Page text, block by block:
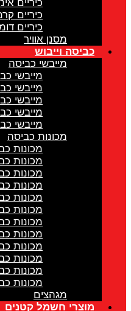
כיריים אינדוקציה
כיריים קרמיות
כיריים דומינו
מסנן אוויר
כביסה וייבוש
מייבשי כביסה
מייבשי כביסה Bosch
מייבשי כביסה Miele
מייבשי כביסה beko
מייבשי כביסה Candy
מייבשי כביסה midea
מכונות כביסה
מכונות כביסה בוש
מכונות כביסה LG
מכונות כביסה miele
מכונות כביסה Siemens
מכונות כביסה Beko
מכונות כביסה Candy
מכונות כביסה Constructa
מכונות כביסה Hoover
מכונות כביסה midea
מכונות כביסה general
מכונות כביסה LACASA
מכונות כביסה TCL
מוצרי חשמל קטנים